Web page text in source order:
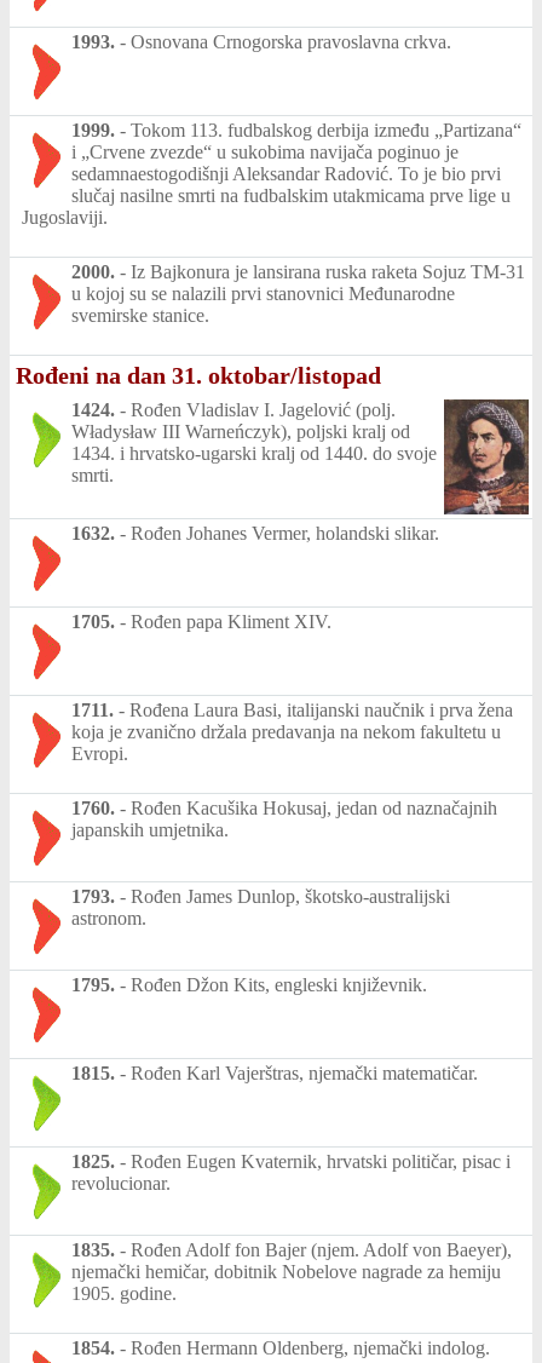
1993. - Osnovana Crnogorska pravoslavna crkva.
1999. - Tokom 113. fudbalskog derbija između „Partizana“
i „Crvene zvezde“ u sukobima navijača poginuo je
sedamnaestogodišnji Aleksandar Radović. To je bio prvi
slučaj nasilne smrti na fudbalskim utakmicama prve lige u
Jugoslaviji.
2000. - Iz Bajkonura je lansirana ruska raketa Sojuz TM-31
u kojoj su se nalazili prvi stanovnici Međunarodne
svemirske stanice.
Rođeni na dan 31. oktobar/listopad
1424. - Rođen Vladislav I. Jagelović (polj.
Władysław III Warneńczyk), poljski kralj od
1434. i hrvatsko-ugarski kralj od 1440. do svoje
smrti.
1632. - Rođen Johanes Vermer, holandski slikar.
1705. - Rođen papa Kliment XIV.
1711. - Rođena Laura Basi, italijanski naučnik i prva žena
koja je zvanično držala predavanja na nekom fakultetu u
Evropi.
1760. - Rođen Kacušika Hokusaj, jedan od naznačajnih
japanskih umjetnika.
1793. - Rođen James Dunlop, škotsko-australijski
astronom.
1795. - Rođen Džon Kits, engleski književnik.
1815. - Rođen Karl Vajerštras, njemački matematičar.
1825. - Rođen Eugen Kvaternik, hrvatski političar, pisac i
revolucionar.
1835. - Rođen Adolf fon Bajer (njem. Adolf von Baeyer),
njemački hemičar, dobitnik Nobelove nagrade za hemiju
1905. godine.
1854. - Rođen Hermann Oldenberg, njemački indolog.